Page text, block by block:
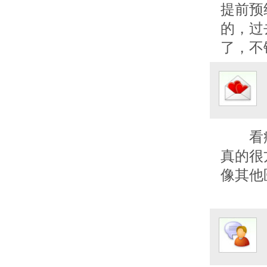
提前
的，
了，
看
真的
像其